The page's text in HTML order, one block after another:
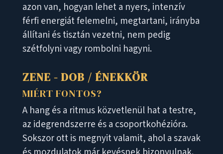
azon van, hogyan lehet a nyers, intenzív
férfi energiát felemelni, megtartani, irányba
állítani és tisztán vezetni, nem pedig
szétfolyni vagy rombolni hagyni.
ZENE - DOB / ÉNEKKÖR
MIÉRT FONTOS?
A hang és a ritmus közvetlenül hat a testre,
az idegrendszerre és a csoportkohézióra.
Sokszor ott is megnyit valamit, ahol a szavak